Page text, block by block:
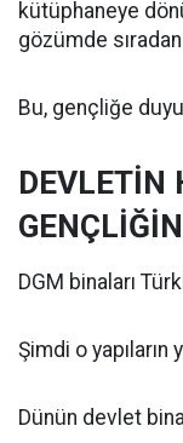
kütüphaneye
gözümde
Bu, gençliğe
DEVLETİN
DGM binaları
Şimdi o
Dünün devlet